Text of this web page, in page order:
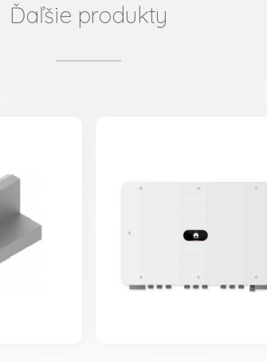
Ďaľšie produkty